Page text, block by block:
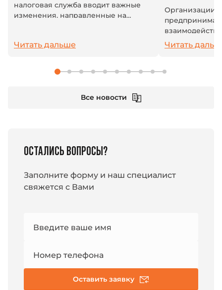
налоговая служба вводит важные
изменения, направленные на
тексте машиночитаемой
Читать дальше
Организации
системой:
взносы и
единый
Читать
Все новости
ОСТАЛИСЬ ВОПРОСЫ?
Заполните форму и наш специалист
свяжется с Вами
Введите ваше имя
Номер телефона
Номер
e-mail
Оставить заявку